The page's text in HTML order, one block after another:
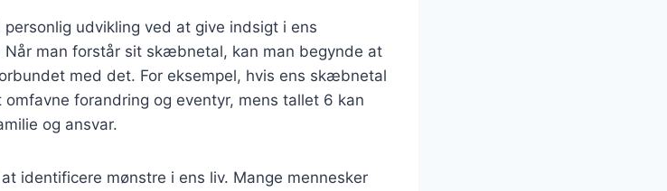
udvikling ved at give indsigt i ens
man forstår sit skæbnetal, kan man begynde at
med det. For eksempel, hvis ens skæbnetal
forandring og eventyr, mens tallet 6 kan
og ansvar.
identificere mønstre i ens liv. Mange mennesker